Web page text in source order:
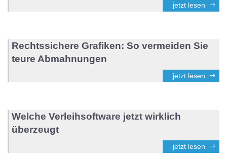
jetzt lesen
Rechtssichere Grafiken: So vermeiden Sie
teure Abmahnungen
jetzt lesen
Welche Verleihsoftware jetzt wirklich
überzeugt
jetzt lesen